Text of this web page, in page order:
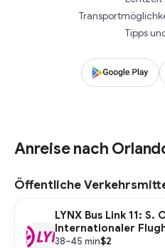
Tipps
Anreise nach
Öffentliche
LYNX Bus Link 11: S.
Internationaler
38–45 min$2